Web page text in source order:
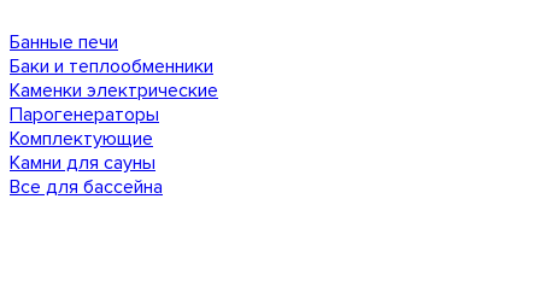
Банные печи
Баки и теплообменники
Каменки электрические
Парогенераторы
Комплектующие
Камни для сауны
Все для бассейна